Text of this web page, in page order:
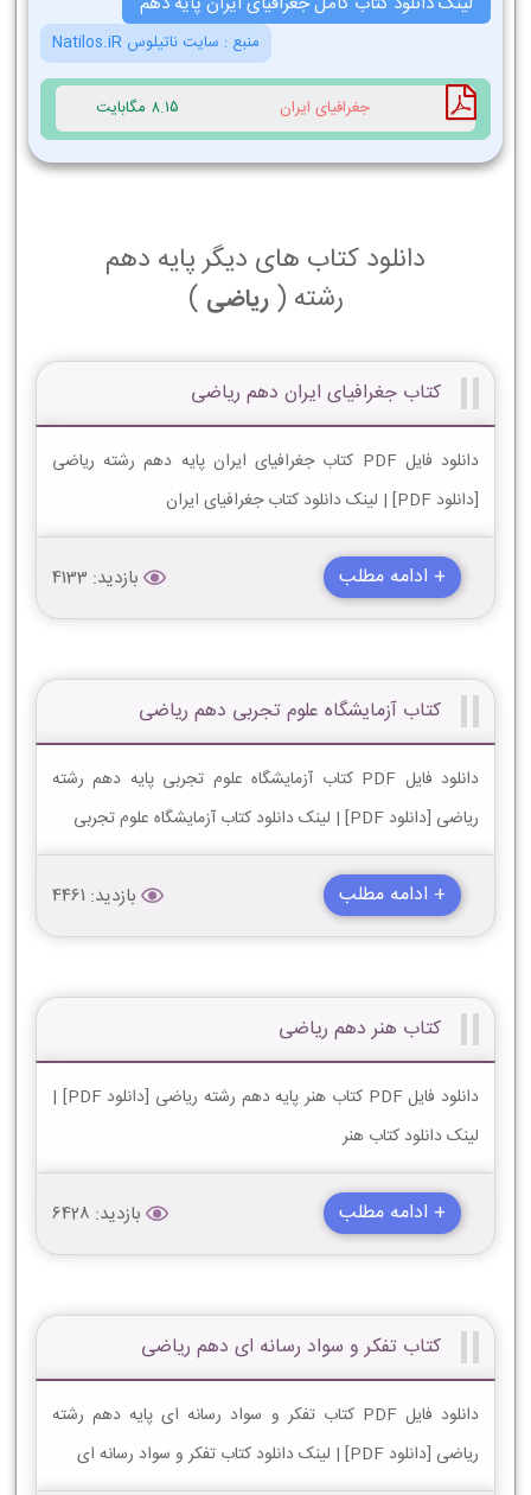
منبع : سایت ناتیلوس Natilos.iR
جغرافیای ایران 8.15 مگابایت
دانلود کتاب های دیگر پایه دهم
رشته (ریاضی )
کتاب جغرافیای ایران دهم ریاضی
دانلود فایل PDF کتاب جغرافیای ایران پایه دهم رشته ریاضی
[دانلود PDF] | لینک دانلود کتاب جغرافیای ایران
+ ادامه مطلب بازدید: 4133
کتاب آزمایشگاه علوم تجربی دهم ریاضی
دانلود فایل PDF کتاب آزمایشگاه علوم تجربی پایه دهم رشته
ریاضی [دانلود PDF] | لینک دانلود کتاب آزمایشگاه علوم تجربی
+ ادامه مطلب بازدید: 4461
کتاب هنر دهم ریاضی
دانلود فایل PDF کتاب هنر پایه دهم رشته ریاضی [دانلود PDF] |
لینک دانلود کتاب هنر
+ ادامه مطلب بازدید: 6428
کتاب تفکر و سواد رسانه ای دهم ریاضی
دانلود فایل PDF کتاب تفکر و سواد رسانه ای پایه دهم رشته
ریاضی [دانلود PDF] | لینک دانلود کتاب تفکر و سواد رسانه ای